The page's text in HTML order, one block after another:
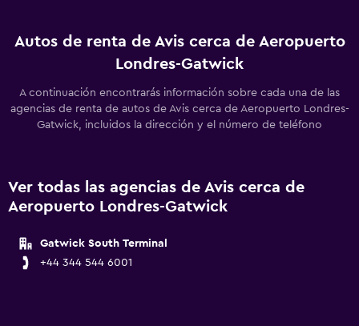
Autos de renta de Avis cerca de Aeropuerto
Londres-Gatwick
A continuación encontrarás información sobre cada una de las
agencias de renta de autos de Avis cerca de Aeropuerto Londres-
Gatwick, incluidos la dirección y el número de teléfono
Ver todas las agencias de Avis cerca de
Aeropuerto Londres-Gatwick
Gatwick South Terminal
+44 344 544 6001